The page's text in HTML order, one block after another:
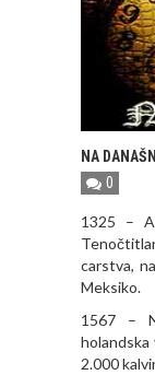
NA
0
1325 –
carstva,
Meksiko.
1567 –
holandska
2.000